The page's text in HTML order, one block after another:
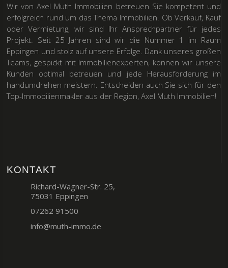
Wir von Axel Muth Immobilien betreuen Sie kompetent und
erfolgreich rund um das Thema Immobilien. Ob Verkauf, Kauf
oder Vermietung, wir sind Ihr Ansprechpartner für jedes
Projekt. Seit 25 Jahren sind wir die Nummer 1 im Raum
Eppingen und stolz auf unsere Erfolge. Dank unseres großen
Teams, gespickt mit Immobilienexperten, können wir unsere
Kunden optimal betreuen und jede Herausforderung im
handumdrehen meistern. Entscheiden auch Sie sich für den
Top-Immobilienmakler aus der Region, Axel Muth Immobilien!
KONTAKT
Richard-Wagner-Str. 25,
75031 Eppingen
07262 91500
info@muth-immo.de